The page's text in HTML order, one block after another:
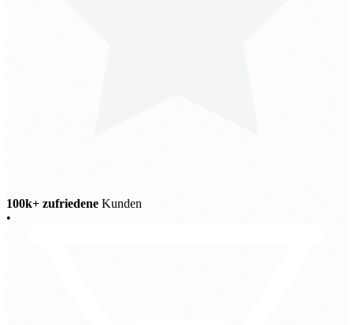
100k+ zufriedene Kunden
•